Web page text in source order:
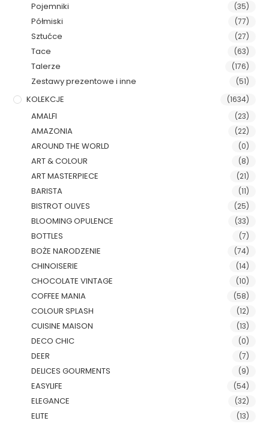
Pojemniki (35)
Półmiski (77)
Sztućce (27)
Tace (63)
Talerze (176)
Zestawy prezentowe i inne (51)
KOLEKCJE (1634)
AMALFI (23)
AMAZONIA (22)
AROUND THE WORLD (0)
ART & COLOUR (8)
ART MASTERPIECE (21)
BARISTA (11)
BISTROT OLIVES (25)
BLOOMING OPULENCE (33)
BOTTLES (7)
BOŻE NARODZENIE (74)
CHINOISERIE (14)
CHOCOLATE VINTAGE (10)
COFFEE MANIA (58)
COLOUR SPLASH (12)
CUISINE MAISON (13)
DECO CHIC (0)
DEER (7)
DELICES GOURMENTS (9)
EASYLIFE (54)
ELEGANCE (32)
ELITE (13)